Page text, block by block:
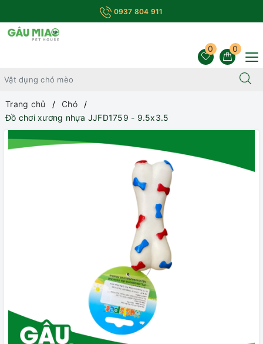
0937 804 911
0
0
Trang chủ
Chó
Đồ chơi xương nhựa JJFD1759 - 9.5x3.5